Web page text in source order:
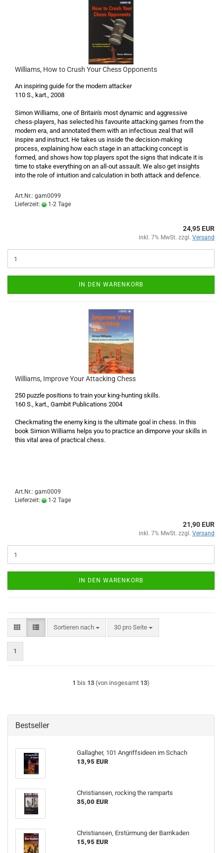
Williams, How to Crush Your Chess Opponents
An inspiring guide for the modern attacker
110 S., kart., 2008
Simon Williams, one of Britain's most dynamic and aggressive
chess-players, has selected his favourite attacking games from the
modern era, and annotated them with an infectious zeal that will
inspire and instruct. He takes us inside the decision-making
process, explaining how each stage in an attacking concept is
formed, and shows how top players spot the signs that indicate it is
time to stake everything on an all-out assault. We also get insights
into the role of intuition and calculation in both attack and defence.
Art.Nr.: gam0099
Lieferzeit:
1-2 Tage
24,95 EUR
inkl. 7% MwSt. zzgl. Versand
IN DEN WARENKORB
Williams, Improve Your Attacking Chess
250 puzzle positions to train your king-hunting skills.
160 S., kart., Gambit Publications 2004
Checkmating the enemy king is the ultimate goal in chess. In this
book Simion Williams helps you to practice an dimporve your skills in
this vital area of practical chess.
Art.Nr.: gam0009
Lieferzeit:
1-2 Tage
21,90 EUR
inkl. 7% MwSt. zzgl. Versand
IN DEN WARENKORB
Sortieren nach
Sortieren nach 30 pro Seite
pro Seite
1
1 bis 13 (von insgesamt 13)
Bestseller
Gallagher, 101 Angriffsideen im Schach
13,95 EUR
Christiansen, rocking the ramparts
35,00 EUR
Christiansen, Erstürmung der Barrikaden
15,95 EUR